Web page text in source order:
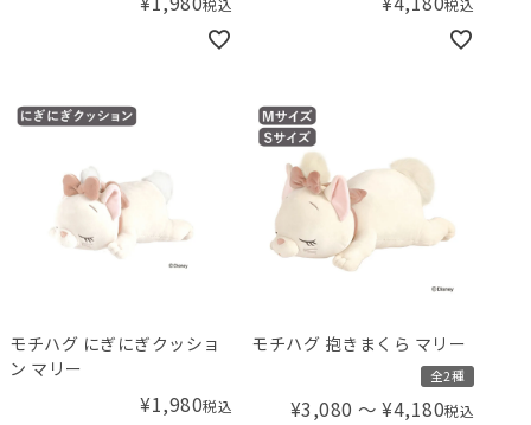
モチハグ にぎにぎクッショ
ン マリー
¥1,980税込
モチハグ 抱きまくら マリー
全2種
¥3,080 〜 ¥4,180税込